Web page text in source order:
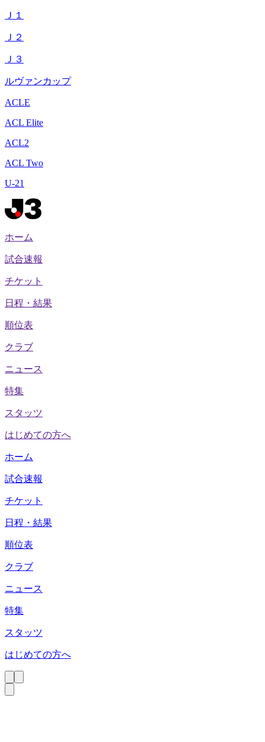
Ｊ１
Ｊ２
Ｊ３
ルヴァンカップ
ACLE
ACL Elite
ACL2
ACL Two
U-21
ホーム
試合速報
チケット
日程・結果
順位表
クラブ
ニュース
特集
スタッツ
はじめての方へ
ホーム
試合速報
チケット
日程・結果
順位表
クラブ
ニュース
特集
スタッツ
はじめての方へ